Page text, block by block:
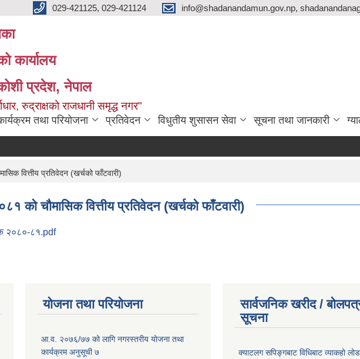
029-421125, 029-421124 info@shadanandamun.gov.np,
कार्यालय
प्रदेश, नेपाल
रुद्राक्षको राजधानी समृद्ध नगर"
तथा परियोजना प्रतिवेदन विधुतीय शुसासन सेवा सूचना तथा जानकारी
वित्तीय प्रतिवेदन (खर्चको फाँटवारी)
को चौमासिक वित्तीय प्रतिवेदन (खर्चको फाँटवारी)
२०८०-८१.pdf
योजना तथा परियोजना
आ.व. २०७६/७७ को लागि नगरस्तरीय योजना तथा
कार्यक्रम अनुसूची ७
सार्वजनिक खरीद /
सूचना
क्याटलग सपिङ्गबाट विधिबाट व्याकहो